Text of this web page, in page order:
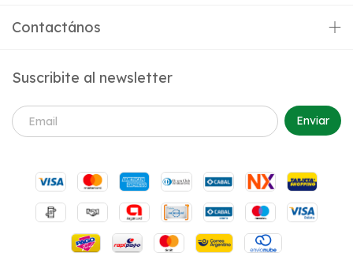
Contactános
Suscribite al newsletter